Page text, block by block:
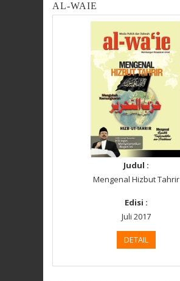
AL-WAIE
Judul :
Mengenal Hizbut Tahrir
Edisi :
Juli 2017
DETAIL